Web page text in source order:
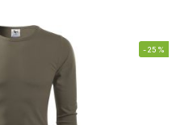
-25%